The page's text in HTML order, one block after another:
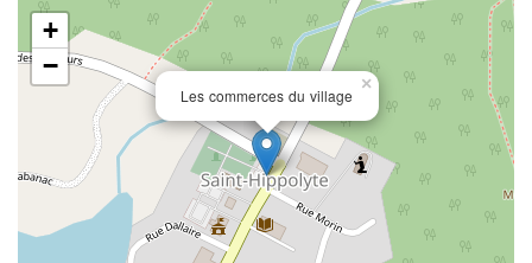
Les commerces du village
×
+
−